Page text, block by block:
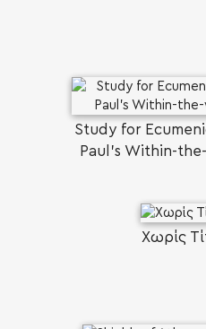
Study for
Paul's Within-
Χωρίς